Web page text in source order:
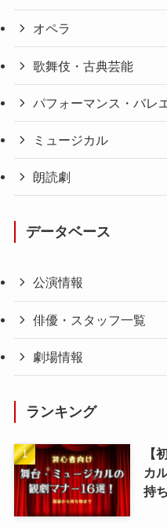
オペラ
歌舞伎・古典芸能
パフォーマンス・バレ
ミュージカル
朗読劇
データベース
公演情報
俳優・スタッフ一覧
劇場情報
ランキング
【
カ
持